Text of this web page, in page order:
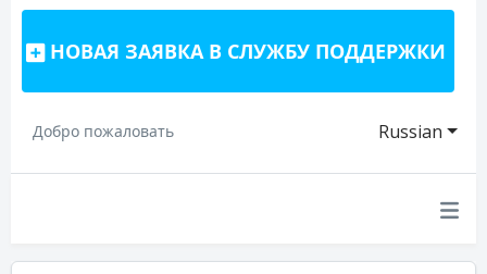
НОВАЯ ЗАЯВКА В СЛУЖБУ ПОДДЕРЖКИ
Russian
Добро пожаловать